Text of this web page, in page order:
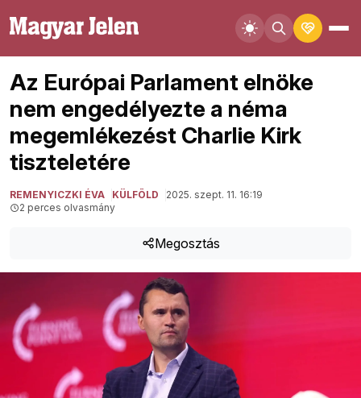
Az Európai Parlament elnöke
nem engedélyezte a néma
megemlékezést Charlie Kirk
tiszteletére
REMENYICZKI ÉVA KÜLFÖLD
2025. szept. 11. 16:19
2 perces olvasmány
Megosztás